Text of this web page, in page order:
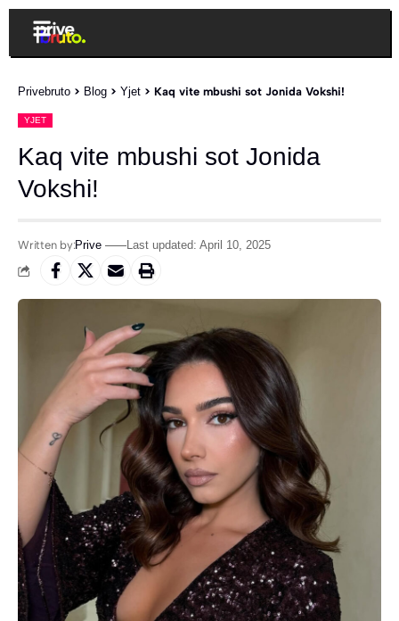
Privebruto > Blog > Yjet > Kaq vite mbushi sot Jonida Vokshi!
YJET
Kaq vite mbushi sot Jonida
Vokshi!
Written by:Prive Last updated: April 10, 2025